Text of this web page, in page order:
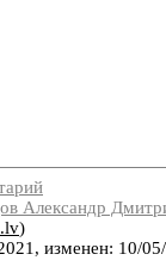
Александр
)
изменен: 10/